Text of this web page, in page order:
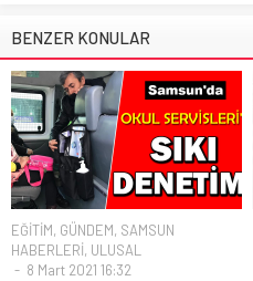
BENZER KONULAR
EĞİTİM, GÜNDEM, SAMSUN
HABERLERİ, ULUSAL
8 Mart 2021 16:32